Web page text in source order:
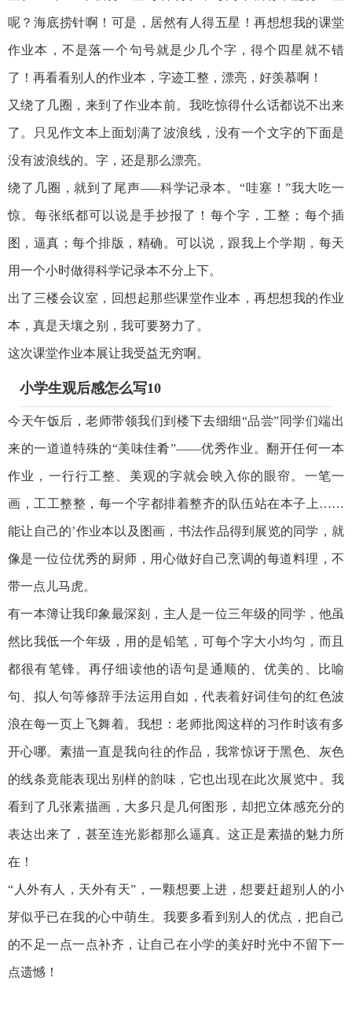
呢？海底捞针啊！可是，居然有人得五星！再想想我的课堂
作业本，不是落一个句号就是少几个字，得个四星就不错
了！再看看别人的作业本，字迹工整，漂亮，好羡慕啊！
又绕了几圈，来到了作业本前。我吃惊得什么话都说不出来
了。只见作文本上面划满了波浪线，没有一个文字的下面是
没有波浪线的。字，还是那么漂亮。
绕了几圈，就到了尾声—–科学记录本。“哇塞！”我大吃一
惊。每张纸都可以说是手抄报了！每个字，工整；每个插
图，逼真；每个排版，精确。可以说，跟我上个学期，每天
用一个小时做得科学记录本不分上下。
出了三楼会议室，回想起那些课堂作业本，再想想我的作业
本，真是天壤之别，我可要努力了。
这次课堂作业本展让我受益无穷啊。
小学生观后感怎么写10
今天午饭后，老师带领我们到楼下去细细“品尝”同学们端出
来的一道道特殊的“美味佳肴”——优秀作业。翻开任何一本
作业，一行行工整、美观的字就会映入你的眼帘。一笔一
画，工工整整，每一个字都排着整齐的队伍站在本子上……
能让自己的’作业本以及图画，书法作品得到展览的同学，就
像是一位位优秀的厨师，用心做好自己烹调的每道料理，不
带一点儿马虎。
有一本簿让我印象最深刻，主人是一位三年级的同学，他虽
然比我低一个年级，用的是铅笔，可每个字大小均匀，而且
都很有笔锋。再仔细读他的语句是通顺的、优美的、比喻
句、拟人句等修辞手法运用自如，代表着好词佳句的红色波
浪在每一页上飞舞着。我想：老师批阅这样的习作时该有多
开心哪。素描一直是我向往的作品，我常惊讶于黑色、灰色
的线条竟能表现出别样的韵味，它也出现在此次展览中。我
看到了几张素描画，大多只是几何图形，却把立体感充分的
表达出来了，甚至连光影都那么逼真。这正是素描的魅力所
在！
“人外有人，天外有天”，一颗想要上进，想要赶超别人的小
芽似乎已在我的心中萌生。我要多看到别人的优点，把自己
的不足一点一点补齐，让自己在小学的美好时光中不留下一
点遗憾！